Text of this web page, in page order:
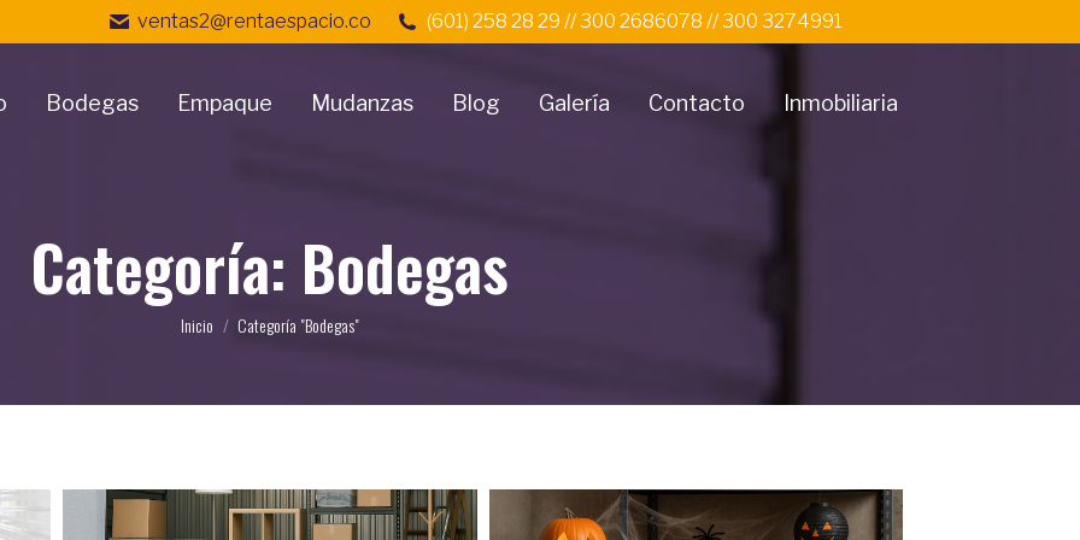
ventas2@rentaespacio.co (601) 258 28 29 // 300 2686078 // 300 3274991
Bodegas Empaque Mudanzas Blog Galería Contacto Inmobiliaria
Categoría: Bodegas
Estás aquí:
Inicio Categoría "Bodegas"